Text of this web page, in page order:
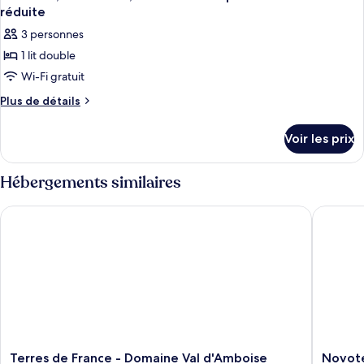
réduite
3 personnes
1 lit double
Wi-Fi gratuit
Plus de détails
Plus
le
type
de
chambre
Chambre,
Voir les prix
Hébergements similaires
Terres
Terres de France - Domaine Val d'Amboise
Terres de France - Domaine Val d'Amboise
Novotel
Novotel